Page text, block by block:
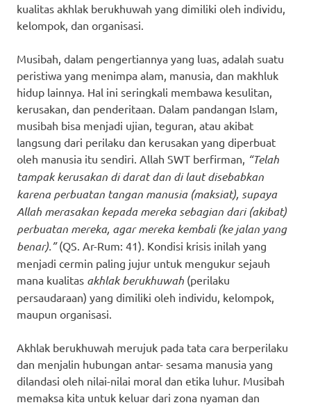
kualitas akhlak berukhuwah yang dimiliki oleh individu,
kelompok, dan organisasi.
Musibah, dalam pengertiannya yang luas, adalah suatu
peristiwa yang menimpa alam, manusia, dan makhluk
hidup lainnya. Hal ini seringkali membawa kesulitan,
kerusakan, dan penderitaan. Dalam pandangan Islam,
musibah bisa menjadi ujian, teguran, atau akibat
langsung dari perilaku dan kerusakan yang diperbuat
oleh manusia itu sendiri. Allah SWT berfirman, “Telah
tampak kerusakan di darat dan di laut disebabkan
karena perbuatan tangan manusia (maksiat), supaya
Allah merasakan kepada mereka sebagian dari (akibat)
perbuatan mereka, agar mereka kembali (ke jalan yang
benar).”(QS. Ar-Rum: 41). Kondisi krisis inilah yang
menjadi cermin paling jujur untuk mengukur sejauh
mana kualitas akhlak berukhuwah (perilaku
persaudaraan) yang dimiliki oleh individu, kelompok,
maupun organisasi.
Akhlak berukhuwah merujuk pada tata cara berperilaku
dan menjalin hubungan antar- sesama manusia yang
dilandasi oleh nilai-nilai moral dan etika luhur. Musibah
memaksa kita untuk keluar dari zona nyaman dan